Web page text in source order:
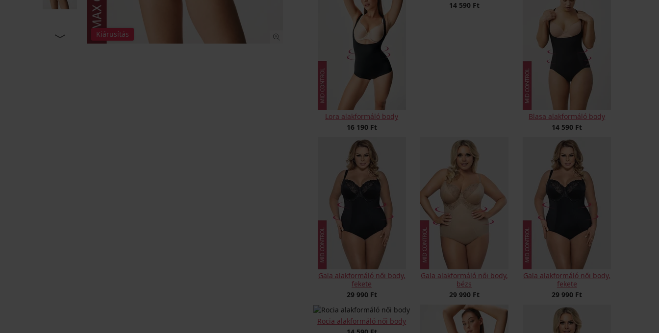
Kiárusítás
Lora alakformáló body
16 190 Ft
14 590 Ft
Blasa alakformáló body
14 590 Ft
Gala alakformáló női body,
fekete
29 990 Ft
Gala alakformáló női body,
bézs
29 990 Ft
Gala alakformáló női body,
fekete
29 990 Ft
Rocia alakformáló női body